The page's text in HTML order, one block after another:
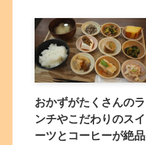
おかずがたくさんのラ
ンチやこだわりのスイ
ーツとコーヒーが絶品